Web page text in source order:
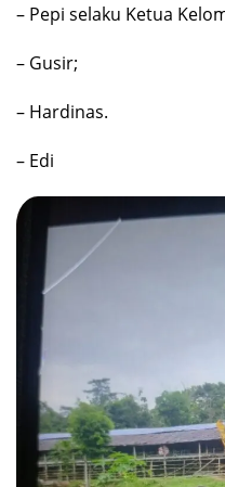
– Pepi selaku Ketua
– Gusir;
– Hardinas.
– Edi